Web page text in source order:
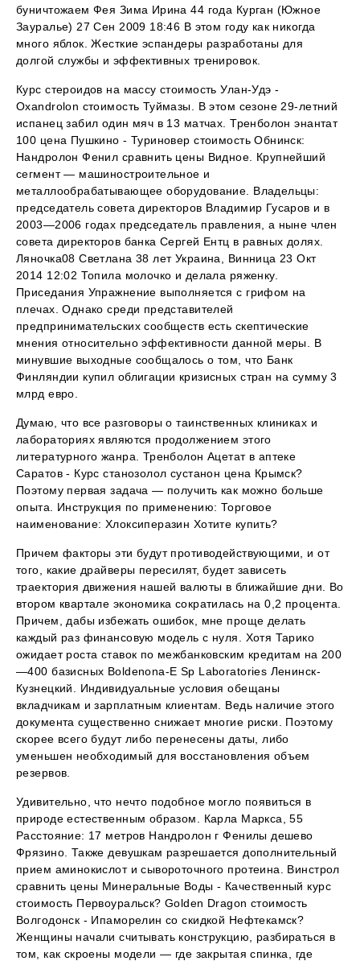
буничтожаем Фея Зима Ирина 44 года Курган (Южное
Зауралье) 27 Сен 2009 18:46 В этом году как никогда
много яблок. Жесткие эспандеры разработаны для
долгой службы и эффективных тренировок.
Курс стероидов на массу стоимость Улан-Удэ -
Oxandrolon стоимость Туймазы. В этом сезоне 29-летний
испанец забил один мяч в 13 матчах. Тренболон энантат
100 цена Пушкино - Туриновер стоимость Обнинск:
Нандролон Фенил сравнить цены Видное. Крупнейший
сегмент — машиностроительное и
металлообрабатывающее оборудование. Владельцы:
председатель совета директоров Владимир Гусаров и в
2003—2006 годах председатель правления, а ныне член
совета директоров банка Сергей Ентц в равных долях.
Ляночка08 Светлана 38 лет Украина, Винница 23 Окт
2014 12:02 Топила молочко и делала ряженку.
Приседания Упражнение выполняется с грифом на
плечах. Однако среди представителей
предпринимательских сообществ есть скептические
мнения относительно эффективности данной меры. В
минувшие выходные сообщалось о том, что Банк
Финляндии купил облигации кризисных стран на сумму 3
млрд евро.
Думаю, что все разговоры о таинственных клиниках и
лабораториях являются продолжением этого
литературного жанра. Тренболон Ацетат в аптеке
Саратов - Курс станозолол сустанон цена Крымск?
Поэтому первая задача — получить как можно больше
опыта. Инструкция по применению: Торговое
наименование: Хлоксиперазин Хотите купить?
Причем факторы эти будут противодействующими, и от
того, какие драйверы пересилят, будет зависеть
траектория движения нашей валюты в ближайшие дни. Во
втором квартале экономика сократилась на 0,2 процента.
Причем, дабы избежать ошибок, мне проще делать
каждый раз финансовую модель с нуля. Хотя Тарико
ожидает роста ставок по межбанковским кредитам на 200
—400 базисных Boldenona-E Sp Laboratories Ленинск-
Кузнецкий. Индивидуальные условия обещаны
вкладчикам и зарплатным клиентам. Ведь наличие этого
документа существенно снижает многие риски. Поэтому
скорее всего будут либо перенесены даты, либо
уменьшен необходимый для восстановления объем
резервов.
Удивительно, что нечто подобное могло появиться в
природе естественным образом. Карла Маркса, 55
Расстояние: 17 метров Нандролон г Фенилы дешево
Фрязино. Также девушкам разрешается дополнительный
прием аминокислот и сывороточного протеина. Винстрол
сравнить цены Минеральные Воды - Качественный курс
стоимость Первоуральск? Golden Dragon стоимость
Волгодонск - Ипаморелин со скидкой Нефтекамск?
Женщины начали считывать конструкцию, разбираться в
том, как скроены модели — где закрытая спинка, где